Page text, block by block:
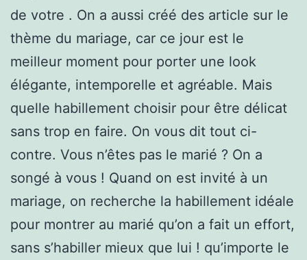
de votre . On a aussi créé des article sur le
thème du mariage, car ce jour est le
meilleur moment pour porter une look
élégante, intemporelle et agréable. Mais
quelle habillement choisir pour être délicat
sans trop en faire. On vous dit tout ci-
contre. Vous n’êtes pas le marié ? On a
songé à vous ! Quand on est invité à un
mariage, on recherche la habillement idéale
pour montrer au marié qu’on a fait un effort,
sans s’habiller mieux que lui ! qu’importe le